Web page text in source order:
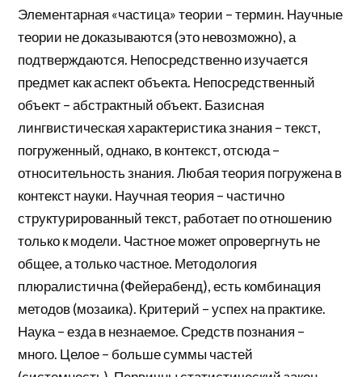
Элементарная «частица» теории – термин. Научные
теории не доказываются (это невозможно), а
подтверждаются. Непосредственно изучается
предмет как аспект объекта. Непосредственный
объект – абстрактный объект. Базисная
лингвистическая характеристика знания – текст,
погруженный, однако, в контекст, отсюда –
относительность знания. Любая теория погружена в
контекст науки. Научная теория – частично
структурированный текст, работает по отношению
только к модели. Частное может опровергнуть не
общее, а только частное. Методология
плюралистична (Фейерабенд), есть комбинация
методов (мозаика). Критерий – успех на практике.
Наука – езда в незнаемое. Средств познания –
много. Целое – больше суммы частей